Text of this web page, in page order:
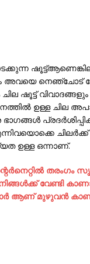
അവയെ നെഞ്ചോട്‌
ഷൂട്ട്‌
ഉള്ള ചില
ചിലര്‍ക്ക്
ഉള്ള ഒന്നാണ്.
തരംഗം
വേണ്ടി
ആണ് മുഴുവന്‍